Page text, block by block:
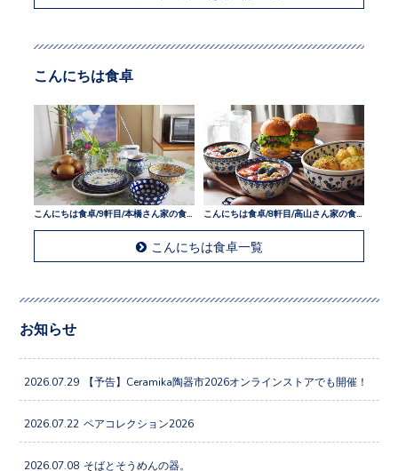
こんにちは食卓
こんにちは食卓/9軒目/本橋さん家の食卓
こんにちは食卓一覧
お知らせ
2026.07.29 【予告】Ceramika陶器市2026オンラインストアでも開催！
2026.07.22 ペアコレクション2026
2026.07.08 そばとそうめんの器。